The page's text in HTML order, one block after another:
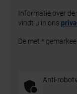
Informatie over de
vindt u in ons
De met *
Anti-